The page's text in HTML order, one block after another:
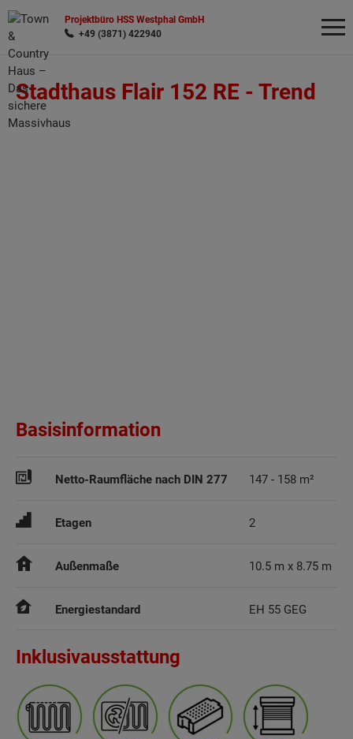
Projektbüro HSS Westphal GmbH
+49 (3871) 422940
Stadthaus Flair 152 RE - Trend
Basisinformation
Netto-Raumfläche nach DIN 277
Etagen 2
Außenmaße 10.5 m x 8.75 m
Energiestandard EH 55 GEG
Inklusivausstattung
Wonach möchten Sie suchen?